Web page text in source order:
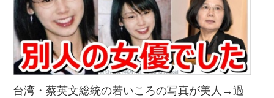
台湾・蔡英文総統の若いころの写真が美人→過